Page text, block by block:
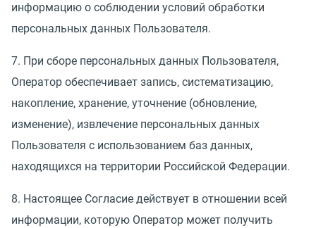
информацию о соблюдении условий обработки
персональных данных Пользователя.
7. При сборе персональных данных Пользователя,
Оператор обеспечивает запись, систематизацию,
накопление, хранение, уточнение (обновление,
изменение), извлечение персональных данных
Пользователя с использованием баз данных,
находящихся на территории Российской Федерации.
8. Настоящее Согласие действует в отношении всей
информации, которую Оператор может получить